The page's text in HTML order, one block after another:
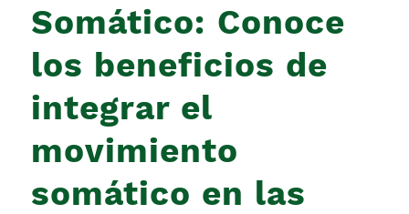
Somático: Conoce
los beneficios de
integrar el
movimiento
somático en las